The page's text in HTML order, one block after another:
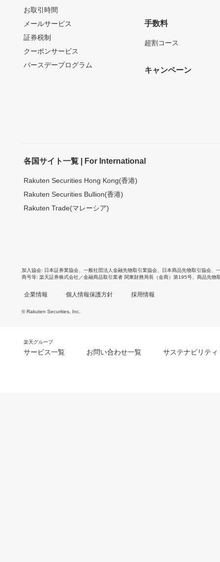
お取引時間
メールサービス
証券税制
クーポンサービス
バースデープログラム
手数料
超割コース
キャンペーン
各国サイト一覧 | For International
Rakuten Securities Hong Kong(香港)
Rakuten Securities Bullion(香港)
Rakuten Trade(マレーシア)
加入協会 日本証券業協会 一般社団法人金融先物取引業協会 日本商品先物取引協会
商号等 楽天証券株式会社／金融商品取引業者 関東財務局長（金商）第195号、商品先物
企業情報 個人情報保護方針 採用情報
© Rakuten Securities, Inc.
楽天グループ
サービス一覧 お問い合わせ一覧 サステナビリティ